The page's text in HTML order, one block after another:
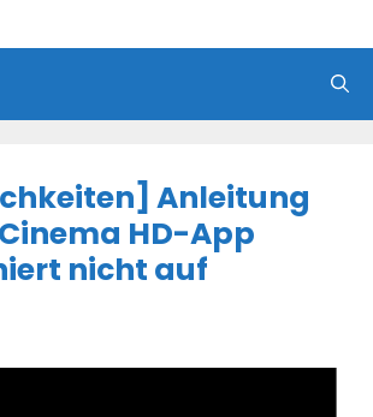
Anleitung
HD-App
nicht auf